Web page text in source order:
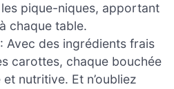
pique-niques, apportant
chaque table.
: Avec des ingrédients frais
carottes, chaque bouchée
nutritive. Et n’oubliez